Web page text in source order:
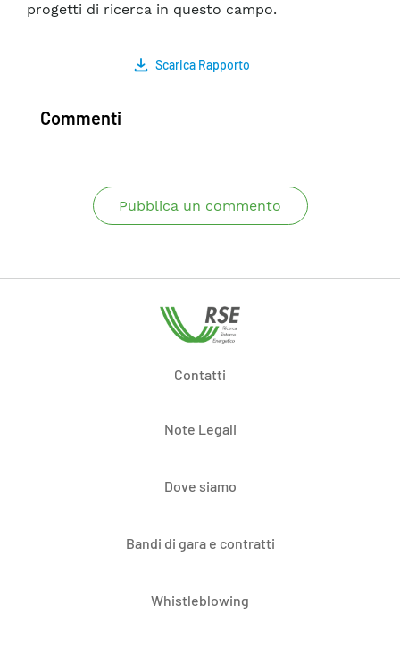
progetti di ricerca in questo campo.
Scarica Rapporto
Commenti
Pubblica un commento
Contatti
Note Legali
Dove siamo
Bandi di gara e contratti
Whistleblowing